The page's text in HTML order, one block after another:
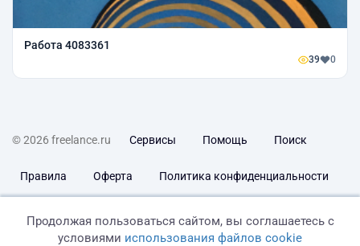
Работа 4083361
39 0
© 2026 freelance.ru Сервисы Помощь Поиск
Правила Оферта Политика конфиденциальности
Продолжая пользоваться сайтом, вы соглашаетесь с
условиями использования файлов cookie